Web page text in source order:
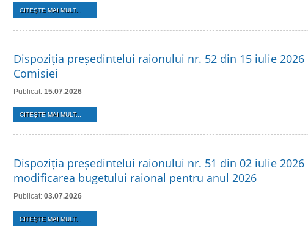
CITEŞTE MAI MULT...
Dispoziția președintelui raionului nr. 52 din 15 iulie
Comisiei
Publicat: 15.07.2026
CITEŞTE MAI MULT...
Dispoziția președintelui raionului nr. 51 din 02 iulie 2026
modificarea bugetului raional pentru anul 2026
Publicat: 03.07.2026
CITEŞTE MAI MULT...